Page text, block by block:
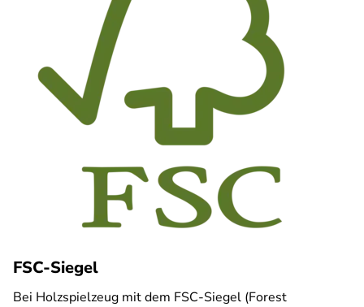
FSC-Siegel
Bei Holzspielzeug mit dem FSC-Siegel (Forest